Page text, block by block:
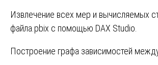
Извлечение всех мер и вычисляемых
файла.pbix с помощью DAX Studio.
Построение графа зависимостей